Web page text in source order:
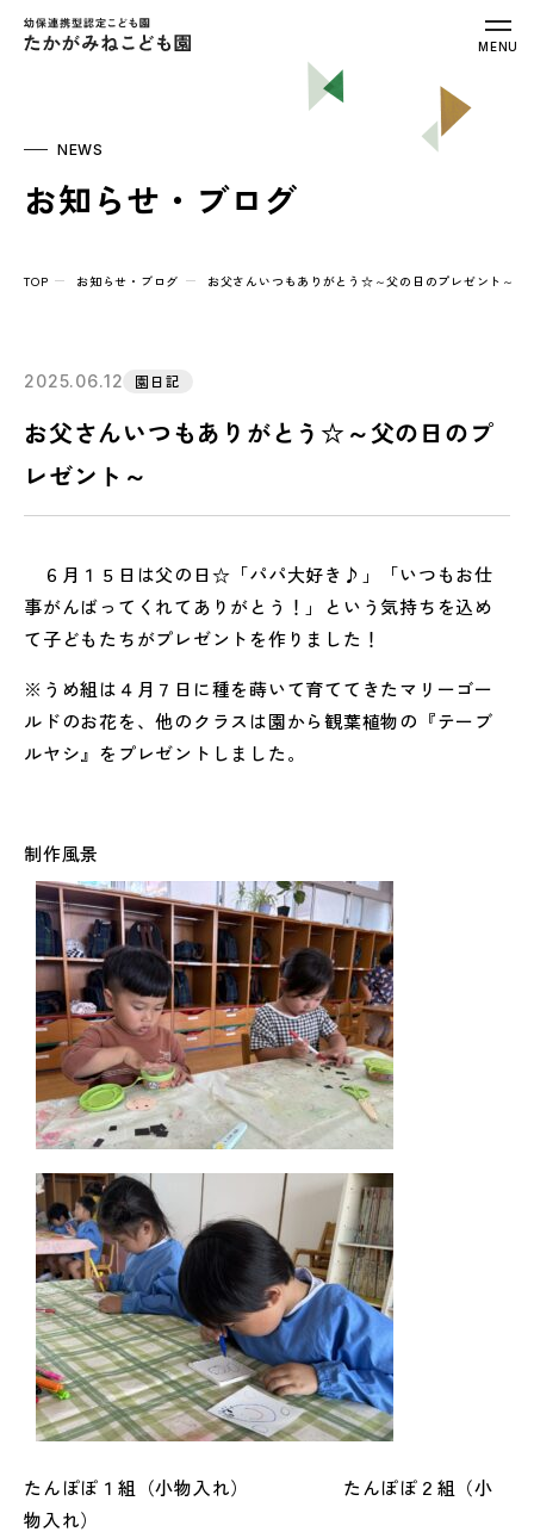
幼保連携型認定こども園 たかがみねこ
MENU
NEWS
お知らせ・ブログ
TOP お知らせ・ブログ お父さんいつもありがとう☆～父の日のプレゼント～
2025.06.12 園日記
お父さんいつもありがとう☆～父の日のプ
レゼント～
６月１５日は父の日☆「パパ大好き♪」「いつもお仕
事がんばってくれてありがとう！」という気持ちを込め
て子どもたちがプレゼントを作りました！
※うめ組は４月７日に種を蒔いて育ててきたマリーゴー
ルドのお花を、他のクラスは園から観葉植物の『テーブ
ルヤシ』をプレゼントしました。
制作風景
たんぽぽ１組（小物入れ） たんぽぽ２組（小
物入れ）